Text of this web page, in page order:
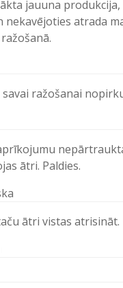
jauuna
nekavējoties atrada
ražošanai
ātri. Paldies.
ātri vistas